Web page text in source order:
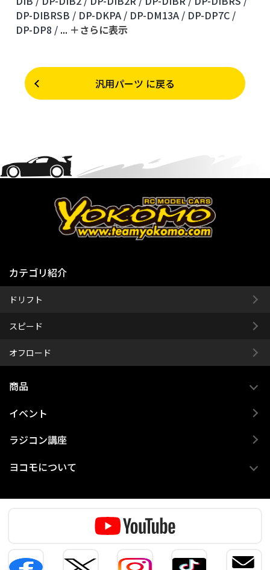
DP-DIBRSB / DP-DKPA / DP-DM13A / DP-DP7C /
DP-DP8 / ... ＋さらに表⽰
汎用パーツ に戻る
カテゴリ紹介
ドリフト
スピード
オフロード
商品
イベント
ラジコン講座
ヨコモについて